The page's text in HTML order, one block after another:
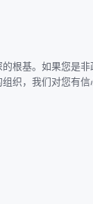
根基。如果您是
织，我们对您有